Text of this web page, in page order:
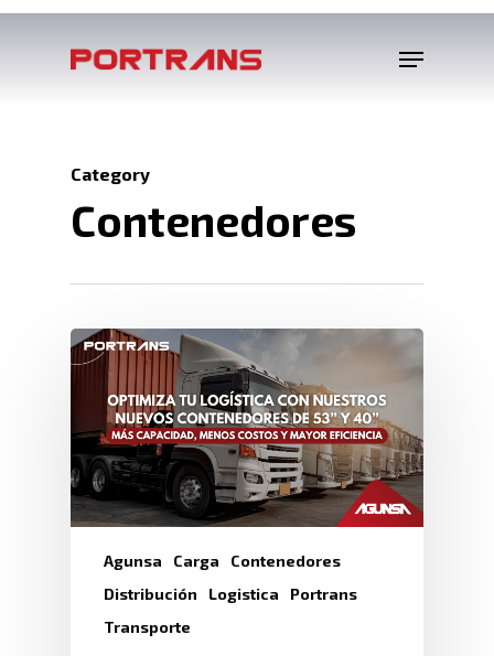
Category
Contenedores
Agunsa Carga
Contenedores
Distribución
Logistica
Portrans
Transporte